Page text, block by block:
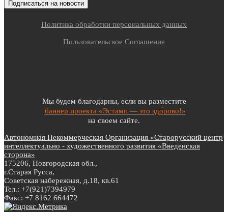
Политика обработки персональных данных
Пользовательское Соглашение
Мы будем благодарны, если вы разместите
баннер проекта «Эстамп — это здо́рово!»
на своем сайте.
Автономная Некоммерческая Организация «Старорусский центр
интеллектуально - художественного развития «Введенская
сторона»
175206, Новгородская обл.,
г.Старая Русса,
Советская набережная, д.18, кв.61
Тел.: +7(921)7394979
Факс: +7 8162 664472